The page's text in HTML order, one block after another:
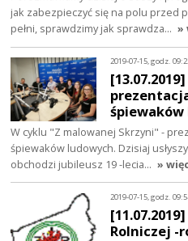
jak zabezpieczyć się na polu przed
pełni, sprawdzimy jak sprawdza… »
2019-07-15, godz.
W cyklu "Z malowanej Skrzyni" -
śpiewaków ludowych. Dzisiaj
obchodzi jubileusz 19 -lecia… »
2019-07-15, godz.
Rolniczej -